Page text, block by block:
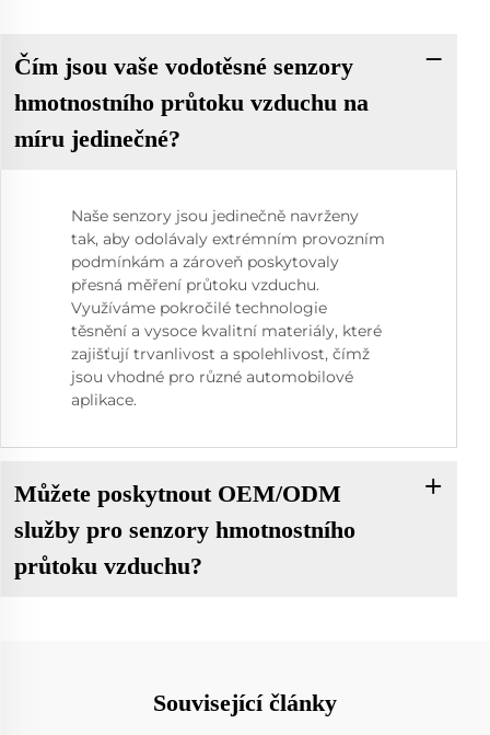
Čím jsou vaše vodotěsné senzory
hmotnostního průtoku vzduchu na
míru jedinečné?
Naše senzory jsou jedinečně navrženy
tak, aby odolávaly extrémním provozním
podmínkám a zároveň poskytovaly
přesná měření průtoku vzduchu.
Využíváme pokročilé technologie
těsnění a vysoce kvalitní materiály, které
zajišťují trvanlivost a spolehlivost, čímž
jsou vhodné pro různé automobilové
aplikace.
Můžete poskytnout OEM/ODM
služby pro senzory hmotnostního
průtoku vzduchu?
Související články